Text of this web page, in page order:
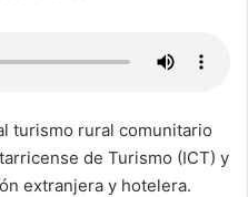
turismo rural comunitario
de Turismo (ICT) y
extranjera y hotelera.